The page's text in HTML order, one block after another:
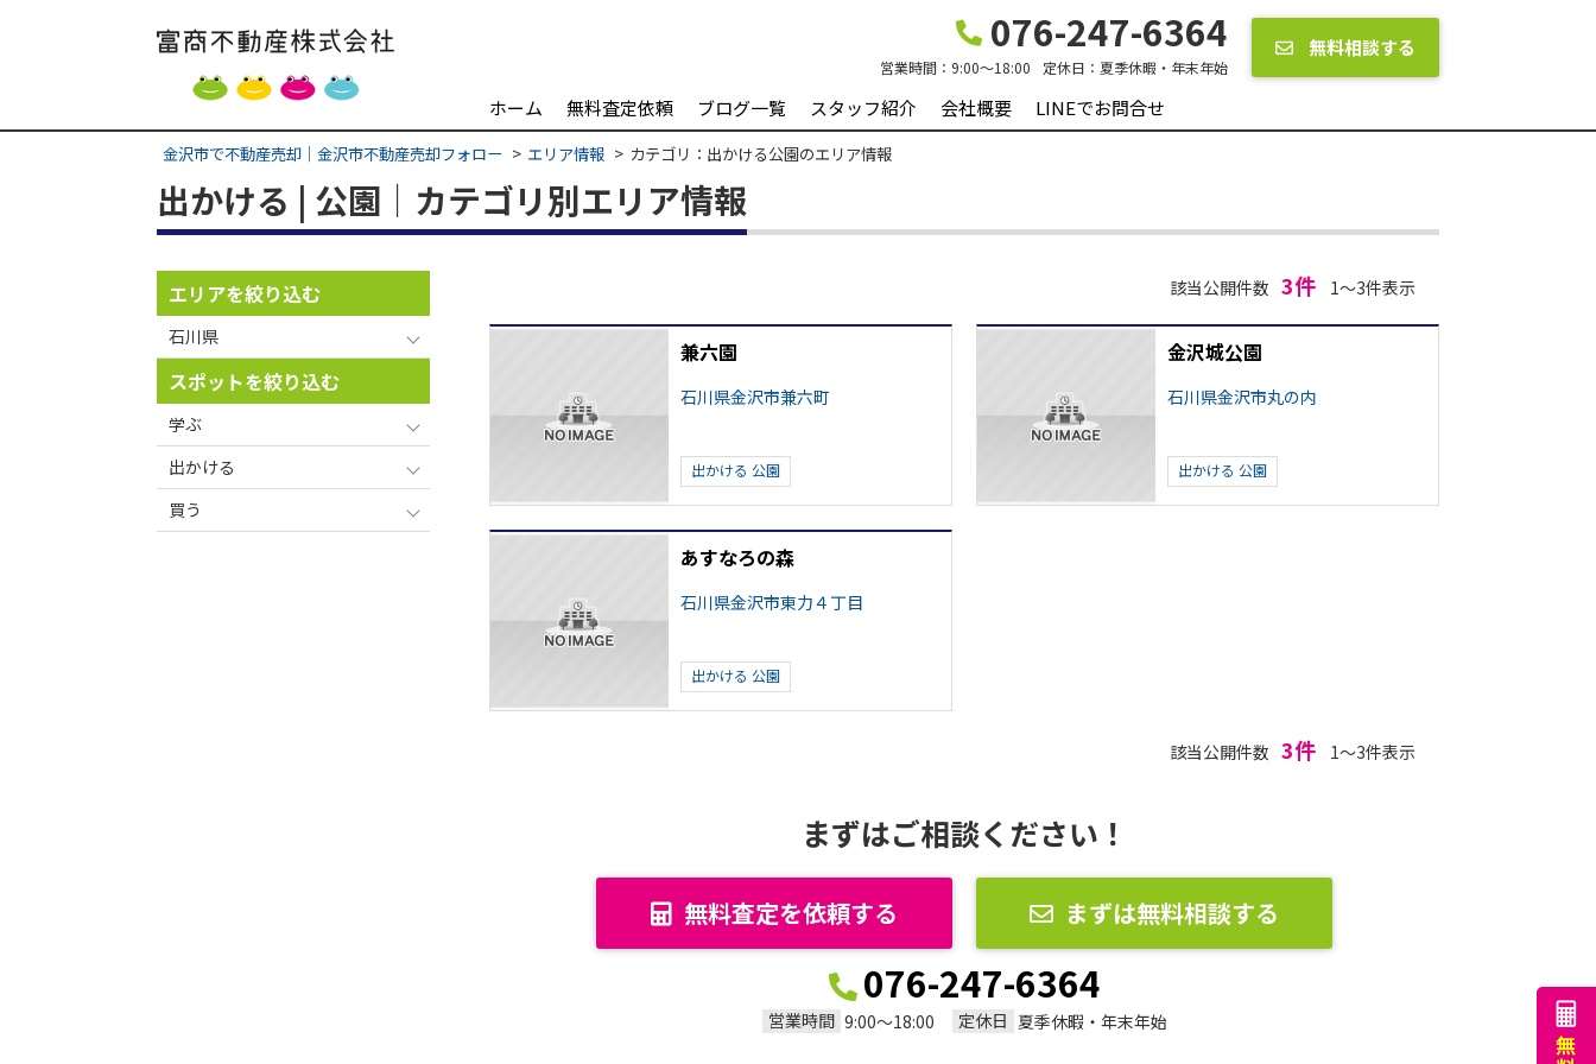
076-247-6364
営業時間： 9:00～18:00 定休日： 夏季休暇・年末年始
無料相談する
ホーム 無料査定依頼 ブログ一覧 スタッフ紹介 会社概要 LINEでお問合せ
金沢市で不動産売却｜金沢市不動産売却フォロー エリア情報 カテゴリ：出かける公園のエリア情報
出かける | 公園｜カテゴリ別エリア情報
該当公開件数 3件 1～3件表示
兼六園
石川県金沢市兼六町
出かける 公園
金沢城公園
石川県金沢市丸の内
出かける 公園
あすなろの森
石川県金沢市東力４丁目
出かける 公園
該当公開件数 3件 1～3件表示
まずはご相談ください！
無料査定を依頼する まずは無料相談する
076-247-6364
営業時間 9:00～18:00 定休日 夏季休暇・年末年始
エリアを絞り込む
石川県
スポットを絞り込む
学ぶ
出かける
買う